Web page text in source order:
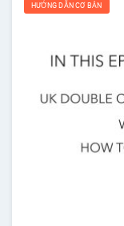
HƯỚNG DẪN CƠ BẢN